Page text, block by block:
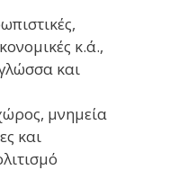
κ.ά.,
και
μνημεία
και